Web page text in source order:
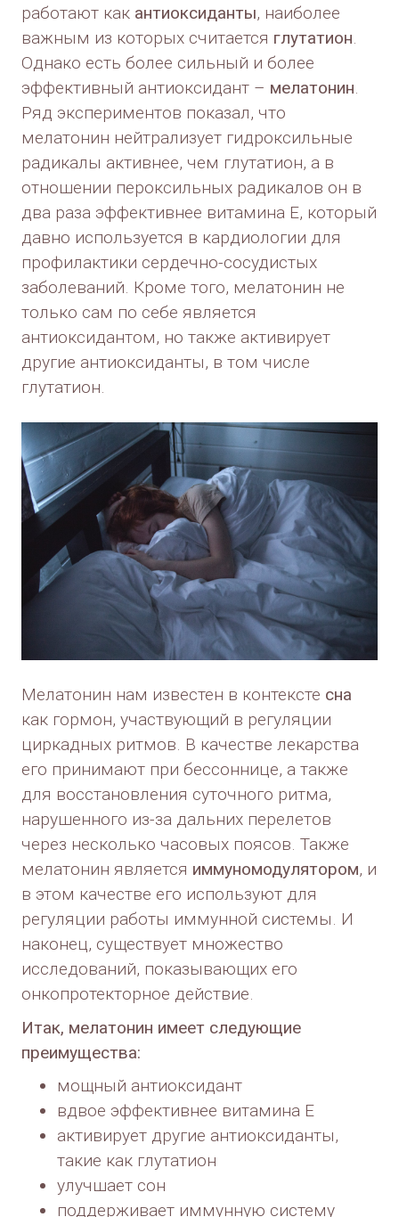
работают как антиоксиданты, наиболее
важным из которых считается глутатион.
Однако есть более сильный и более
эффективный антиоксидант – мелатонин.
Ряд экспериментов показал, что
мелатонин нейтрализует гидроксильные
радикалы активнее, чем глутатион, а в
отношении пероксильных радикалов он в
два раза эффективнее витамина Е, который
давно используется в кардиологии для
профилактики сердечно-сосудистых
заболеваний. Кроме того, мелатонин не
только сам по себе является
антиоксидантом, но также активирует
другие антиоксиданты, в том числе
глутатион.
Мелатонин нам известен в контексте сна
как гормон, участвующий в регуляции
циркадных ритмов. В качестве лекарства
его принимают при бессоннице, а также
для восстановления суточного ритма,
нарушенного из-за дальних перелетов
через несколько часовых поясов. Также
мелатонин является иммуномодулятором, и
в этом качестве его используют для
регуляции работы иммунной системы. И
наконец, существует множество
исследований, показывающих его
онкопротекторное действие.
Итак, мелатонин имеет следующие
преимущества:
мощный антиоксидант
вдвое эффективнее витамина Е
активирует другие антиоксиданты,
такие как глутатион
улучшает сон
поддерживает иммунную систему